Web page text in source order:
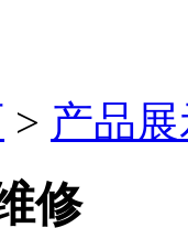
> 产品
修